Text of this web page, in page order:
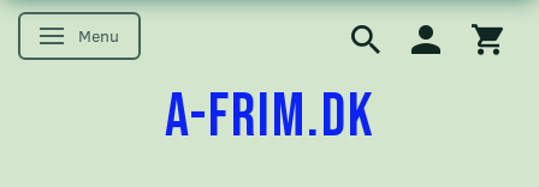
Skifte navigation
Menu
A-FRIM.DK